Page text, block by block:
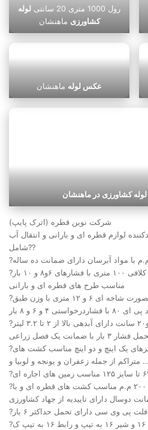
رول 1000 متری 20 سانتی
لوله
کشاورزی ماهنشان
عکس لوله ماهنشان
کشاورزی در ماهنشان
شرکت نوین قطره (اترک پایپ)
لوازم قطره ای و بارانی و انتقال آب
شامل??
?
?لوله های سایز ۱۶ تا ۱۲۵ بصورت کلافی ۱۰۰ متری با فشارهای ۶و۸ و ۱۰ بار
مناسب طرح های قطره ای و بارانی
?لوله های شش و هشت و ده اینچ بصورت شاخه ای ۶ و ۱۲ متری با وزن طبق
۴ و ۶ و ۸ بار
? ۱۰ سانت و۲۰ سانت دارای آبدهی بالا از ۲ تا ۳.۲ لیتر
ضمانت یک فصل زراعی
?لوله های تاشو بارانی درسایزهای یک اینچ و دو اینچ مناسب کشت های
متراکم از جمله زعفران و یونجه و لوبیا و …
?لوله های نخدار از سایز ۶۳ تا سایز ۲۰۰ م.م مناسب کشت های قطره ای و با
دوسال دارای تاییدیه از جهاد کشاورزی
پی وی سی دارای تحمل حداکثر ۶ بار
?اتصالات قطره ای شامل شیر ۱۶به ۱۶ و شیر ۱۶ به تیپ و رابط ۱۶ به تیپ ک